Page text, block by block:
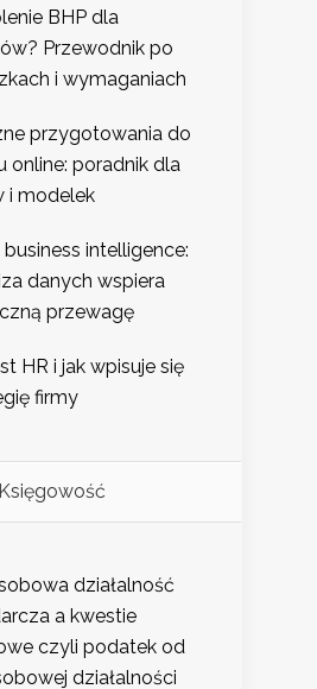
BHP dla
Przewodnik po
i wymaganiach
przygotowania do
online: poradnik dla
i modelek
intelligence:
danych wspiera
przewagę
HR i jak wpisuje się
firmy
Księgowość
działalność
a kwestie
czyli podatek od
działalności